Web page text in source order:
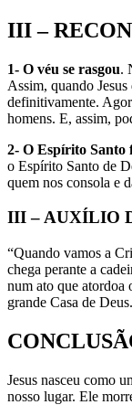
III –
1- O véu se rasgou.
Assim, quando
definitivamente.
homens. E, assim,
2- O Espírito Santo
o Espírito Santo de
quem nos consola e
III – AUXÍLIO
“Quando vamos a
chega perante a
num ato que atordoa
grande Casa de
Jesus nasceu como
nosso lugar. Ele